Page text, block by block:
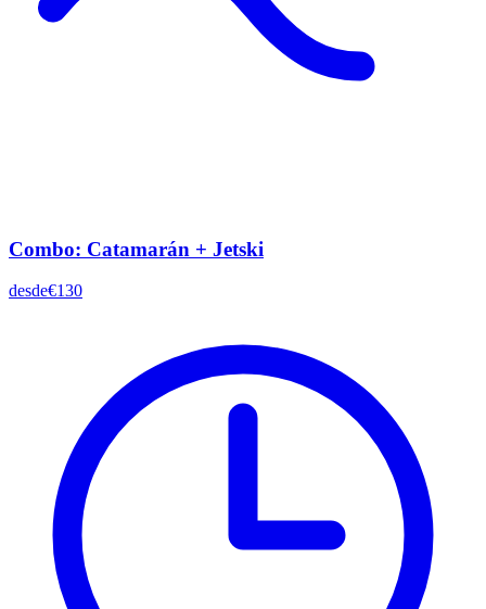
Combo: Catamarán + Jetski
desde€130